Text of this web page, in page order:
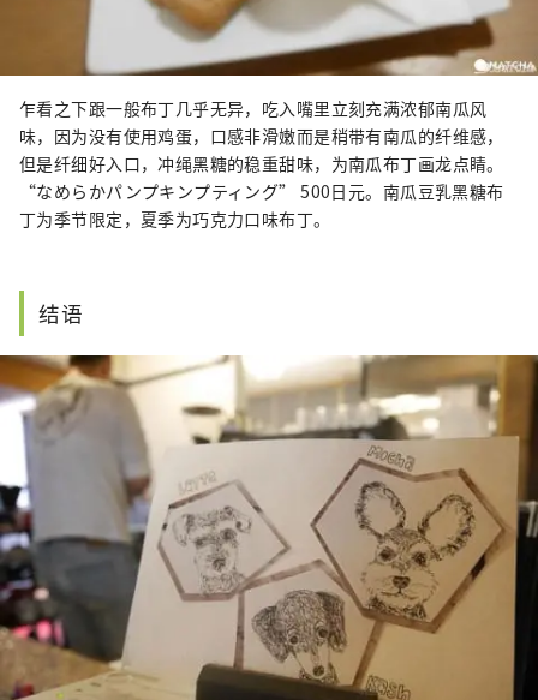
乍看之下跟一般布丁几乎无异，吃入嘴里立刻充满浓郁南瓜风
味，因为没有使用鸡蛋，口感非滑嫩而是稍带有南瓜的纤维感，
但是纤细好入口，冲绳黑糖的稳重甜味，为南瓜布丁画龙点睛。
“なめらかパンプキンプティング” 500日元。南瓜豆乳黑糖布
丁为季节限定，夏季为巧克力口味布丁。
结语